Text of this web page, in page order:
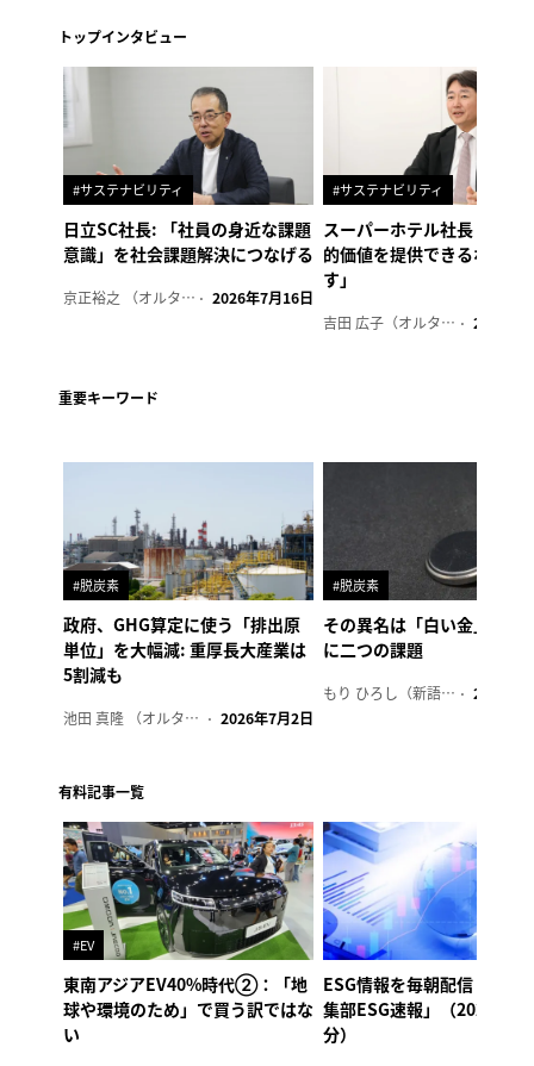
トップインタビュー
#サステナビリティ
日立SC社長: 「社員の身近な課題
意識」を社会課題解決につなげる
京正裕之 （オルタナ副編集長） 2026年7月16日
#サステナビリティ
スーパーホテル社長「地域
的価値を提供できるホテル
す」
吉田 広子（オルタナ輪番編集長） 2026年6
重要キーワード
#脱炭素
政府、GHG算定に使う「排出原
単位」を大幅減: 重厚長大産業は
5割減も
池田 真隆 （オルタナ輪番編集長） 2026年7月2日
#脱炭素
その異名は「白い金」、リ
に二つの課題
もり ひろし（新語ウォッチャー） 2023年7
有料記事一覧
#EV
東南アジアEV40%時代②：「地
球や環境のため」で買う訳ではな
い
ESG情報を毎朝配信「オル
集部ESG速報」（2026年8
分）